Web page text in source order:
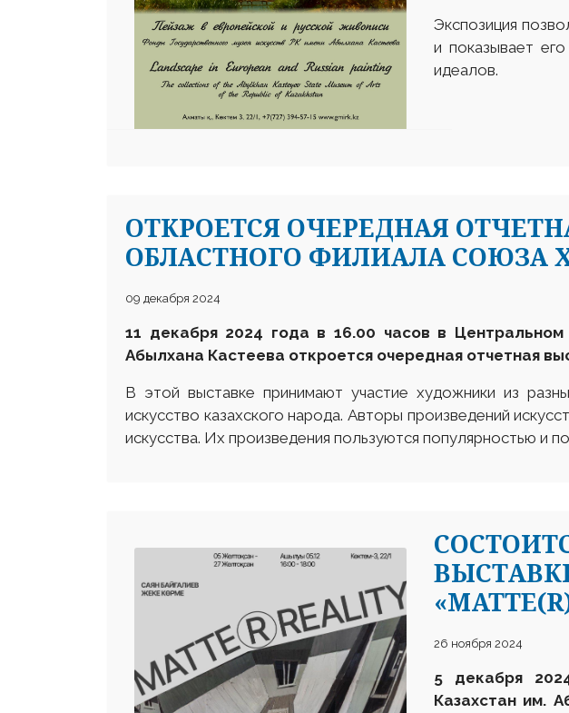
Экспозиция
и показывает
идеалов.
ОТКРОЕТСЯ ОЧЕРЕДНАЯ
ОБЛАСТНОГО ФИЛИАЛА СОЮЗА
09 декабря 2024
11 декабря 2024 года в 16.00 часов в Центральном
Абылхана Кастеева откроется очередная отчетная
В этой выставке принимают участие художники из
искусство казахского народа. Авторы произведений
искусства. Их произведения пользуются популярностью и
26 ноября 2024
5 декабря
Казахстан им.